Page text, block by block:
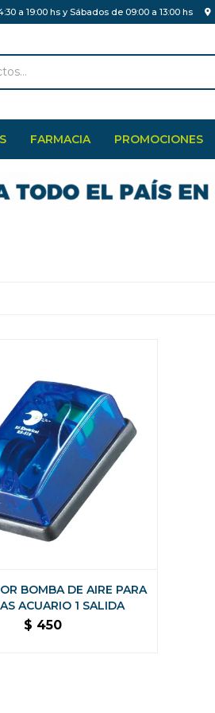
FARMACIA PROMOCIONES
a 19:00 hs y Sábados de 09:00 a 13:00 hs
BOMBA DE AIRE PARA
ACUARIO 1 SALIDA
$ 450